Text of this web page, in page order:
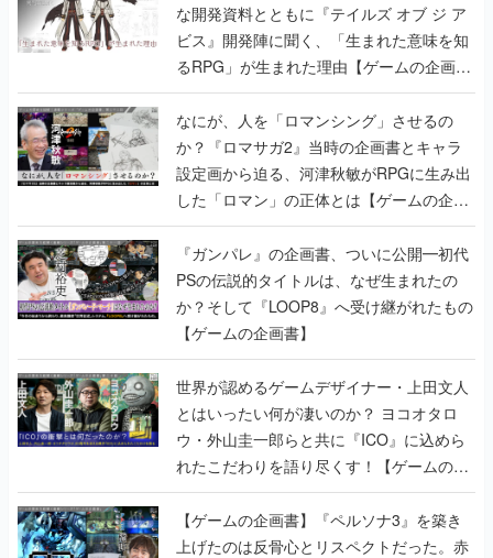
な開発資料とともに『テイルズ オブ ジ ア
ビス』開発陣に聞く、「生まれた意味を知
るRPG」が生まれた理由【ゲームの企画
書】
なにが、人を「ロマンシング」させるの
か？『ロマサガ2』当時の企画書とキャラ
設定画から迫る、河津秋敏がRPGに生み出
した「ロマン」の正体とは【ゲームの企画
書】
『ガンパレ』の企画書、ついに公開━初代
PSの伝説的タイトルは、なぜ生まれたの
か？そして『LOOP8』へ受け継がれたもの
【ゲームの企画書】
世界が認めるゲームデザイナー・上田文人
とはいったい何が凄いのか？ ヨコオタロ
ウ・外山圭一郎らと共に『ICO』に込めら
れたこだわりを語り尽くす！【ゲームの企
画書】
【ゲームの企画書】『ペルソナ3』を築き
上げたのは反骨心とリスペクトだった。赤